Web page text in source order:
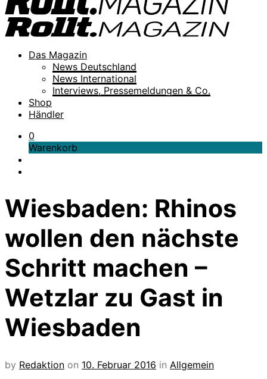
Das Magazin
News Deutschland
News International
Interviews, Pressemeldungen & Co.
Shop
Händler
0
Warenkorb
Wiesbaden: Rhinos
wollen den nächste
Schritt machen –
Wetzlar zu Gast in
Wiesbaden
by Redaktion on 10. Februar 2016 in Allgemein